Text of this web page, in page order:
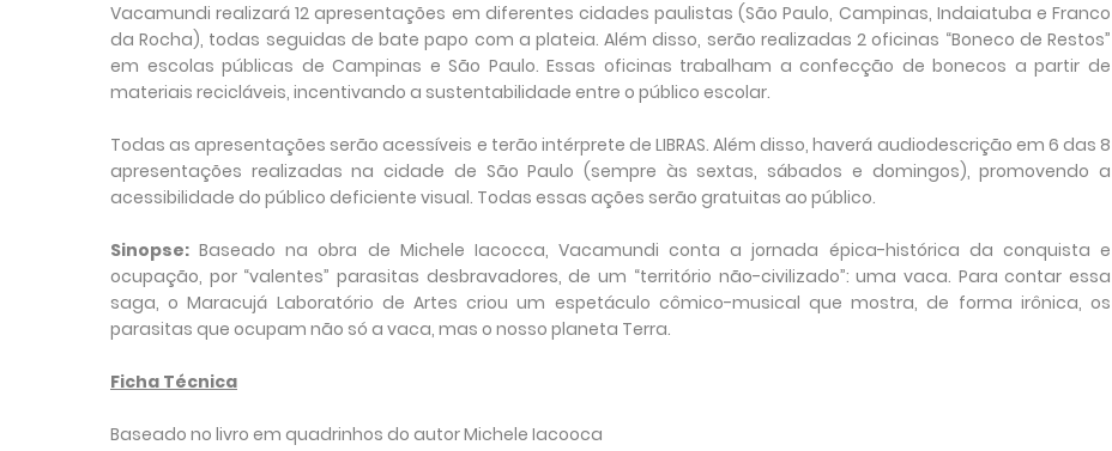
Vacamundi realizará 12 apresentações em diferentes cidades paulistas (São Paulo, Campinas, Indaiatuba e Franco
da Rocha), todas seguidas de bate papo com a plateia. Além disso, serão realizadas 2 oficinas “Boneco de Restos”
em escolas públicas de Campinas e São Paulo. Essas oficinas trabalham a confecção de bonecos a partir de
materiais recicláveis, incentivando a sustentabilidade entre o público escolar.
Todas as apresentações serão acessíveis e terão intérprete de LIBRAS. Além disso, haverá audiodescrição em 6 das 8
apresentações realizadas na cidade de São Paulo (sempre às sextas, sábados e domingos), promovendo a
acessibilidade do público deficiente visual. Todas essas ações serão gratuitas ao público.
Sinopse:Baseado na obra de Michele Iacocca, Vacamundi conta a jornada épica-histórica da conquista e
ocupação, por “valentes” parasitas desbravadores, de um “território não-civilizado”: uma vaca. Para contar essa
saga, o Maracujá Laboratório de Artes criou um espetáculo cômico-musical que mostra, de forma irônica, os
parasitas que ocupam não só a vaca, mas o nosso planeta Terra.
Ficha Técnica
Baseado no livro em quadrinhos do autor Michele Iacooca